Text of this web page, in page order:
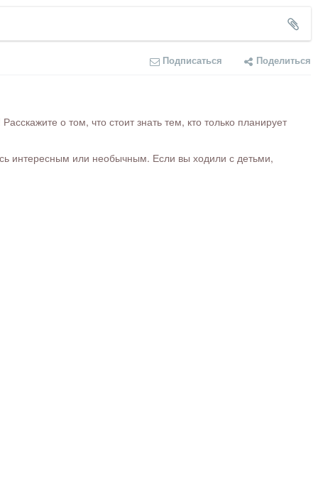
Подписаться Поделиться
о том, что стоит знать тем, кто только планирует
интересным или необычным. Если вы ходили с детьми,